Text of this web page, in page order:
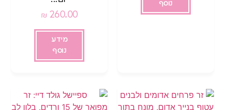
נוסף
260.00
₪
מידע
נוסף